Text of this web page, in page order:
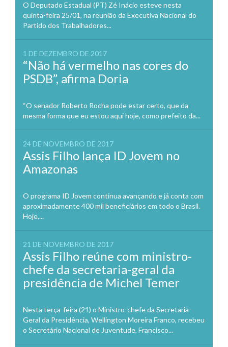
O Deputado Estadual (PT) Zé Inácio esteve nesta
quinta-feira 25/01, na reunião da Executiva Nacional do
Partido dos Trabalhadores...
1 DE DEZEMBRO DE 2017
“Não há vermelho nas cores do
PSDB”, afirma Doria
“O senador Roberto Rocha pode estar certo, que da
mesma forma que eu estou aqui hoje, como prefeito da...
24 DE NOVEMBRO DE 2017
Assis Filho lança ID Jovem no
Amazonas
O programa ID Jovem continua avançando e já conta com
aproximadamente 400 mil beneficiários em todo o Brasil.
Hoje,...
21 DE NOVEMBRO DE 2017
Assis Filho reúne com ministro-
chefe da secretaria-geral da
presidência de Michel Temer
Nesta terça-feira (21) o Ministro-chefe da Secretaria-
Geral da Presidência, Wellington Moreira Franco, recebeu
o Secretário Nacional de Juventude, Francisco...